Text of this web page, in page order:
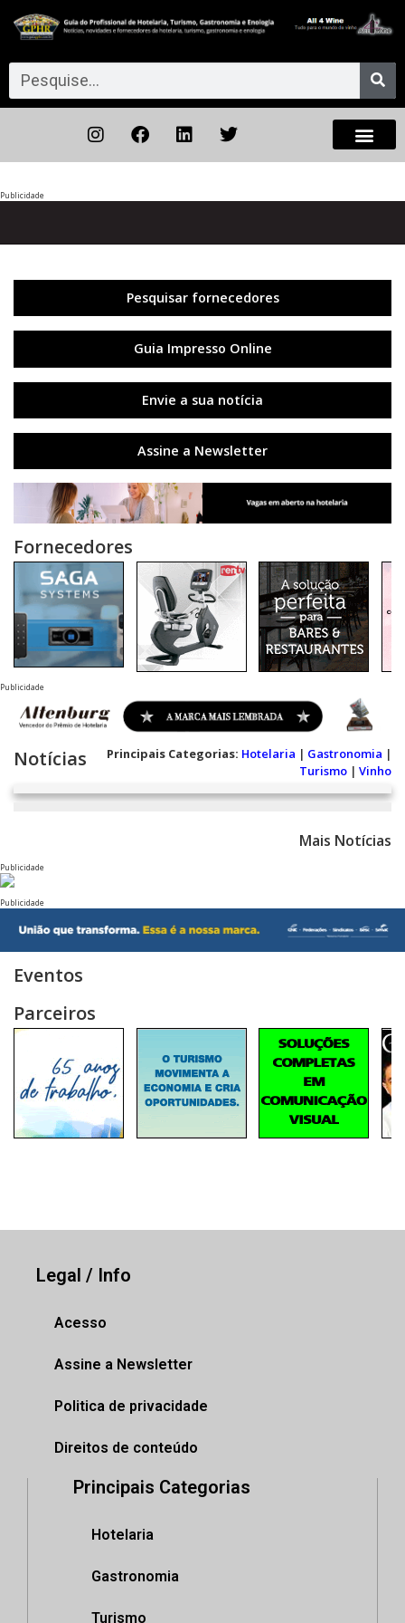
Publicidade
Pesquisar fornecedores
Guia Impresso Online
Envie a sua notícia
Assine a Newsletter
Fornecedores
Publicidade
Notícias Principais Categorias: Hotelaria | Gastronomia |
Turismo | Vinho
Mais Notícias
Publicidade
Publicidade
Eventos
Parceiros
Legal / Info
Acesso
Assine a Newsletter
Politica de privacidade
Direitos de conteúdo
Principais Categorias
Hotelaria
Gastronomia
Turismo